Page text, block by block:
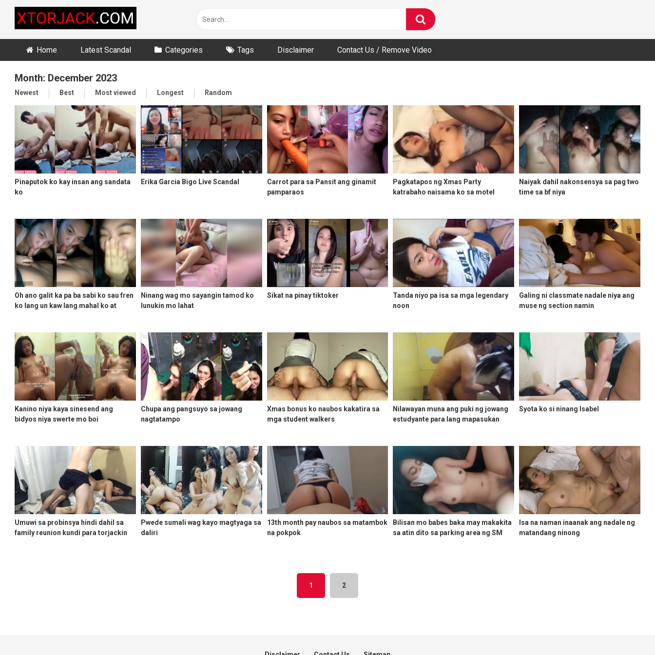
content
Home Latest Scandal Categories Tags Disclaimer Contact Us / Remove Video
Month: December 2023
Newest Best Most viewed Longest Random
Pinaputok ko kay insan ang sandata
ko
Erika Garcia Bigo Live Scandal
Carrot para sa Pansit ang ginamit
pamparaos
Pagkatapos ng Xmas Party
katrabaho naisama ko sa motel
Naiyak dahil nakonsensya sa pag two
time sa bf niya
Oh ano galit ka pa ba sabi ko sau fren
ko lang un kaw lang mahal ko at
Ninang wag mo sayangin tamod ko
lunukin mo lahat
Sikat na pinay tiktoker
Tanda niyo pa isa sa mga legendary
noon
Galing ni classmate nadale niya ang
muse ng section namin
Kanino niya kaya sinesend ang
bidyos niya swerte mo boi
Chupa ang pangsuyo sa jowang
nagtatampo
Xmas bonus ko naubos kakatira sa
mga student walkers
Nilawayan muna ang puki ng jowang
estudyante para lang mapasukan
Syota ko si ninang Isabel
Umuwi sa probinsya hindi dahil sa
family reunion kundi para torjackin
Pwede sumali wag kayo magtyaga sa
daliri
13th month pay naubos sa matambok
na pokpok
Bilisan mo babes baka may makakita
sa atin dito sa parking area ng SM
Isa na naman inaanak ang nadale ng
matandang ninong
1 2